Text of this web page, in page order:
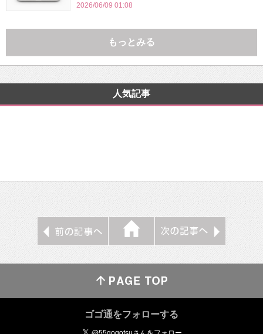
2026/06/09 01:08
もっとみる
人気記事
ゴゴ通をフォローする